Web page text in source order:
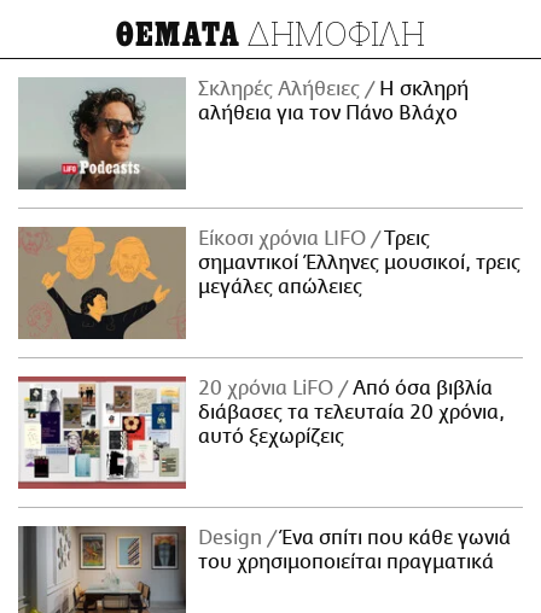
ΘΕΜΑΤΑ ΔΗΜΟΦΙΛΗ
Σκληρές Αλήθειες
H σκληρή
αλήθεια για τον Πάνο Βλάχο
Είκοσι χρόνια LIFO
Tρεις
σημαντικοί Έλληνες μουσικοί, τρεις
μεγάλες απώλειες
20 χρόνια LiFO
Από όσα βιβλία
διάβασες τα τελευταία 20 χρόνια,
αυτό ξεχωρίζεις
Design
Ένα σπίτι που κάθε γωνιά
του χρησιμοποιείται πραγματικά